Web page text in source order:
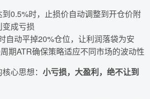
到0.5%时，止损价自动调整到开仓价附
成亏损
自动平掉20%仓位，让利润落袋为安
期ATR确保策略适应不同市场的波动性
心思想： 小亏损，大盈利，绝不让到